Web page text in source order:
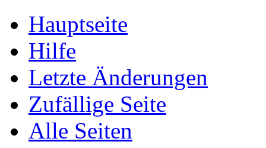
Hauptseite
Hilfe
Letzte Änderungen
Zufällige Seite
Alle Seiten